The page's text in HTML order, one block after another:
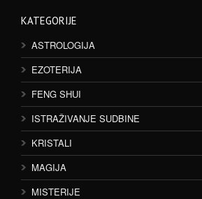
KATEGORIJE
ASTROLOGIJA
EZOTERIJA
FENG SHUI
ISTRAŽIVANJE SUDBINE
KRISTALI
MAGIJA
MISTERIJE